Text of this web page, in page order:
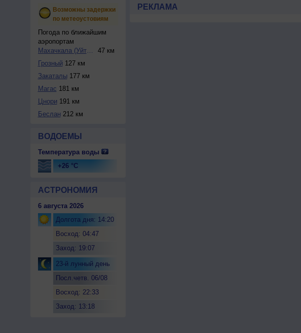
Возможны задержки
по метеоустовиям
Погода по ближайшим
аэропортам
Махачкала (Уйташ)
47 км
Грозный 127 км
Закаталы177 км
Магас 181 км
Цнори 191 км
Беслан 212 км
ВОДОЕМЫ
Температура воды
+26 °C
АСТРОНОМИЯ
6 августа 2026
Долгота дня: 14:20
Восход: 04:47
Заход: 19:07
23-й лунный день
Посл.четв. 06/08
Восход: 22:33
Заход: 13:18
РЕКЛАМА